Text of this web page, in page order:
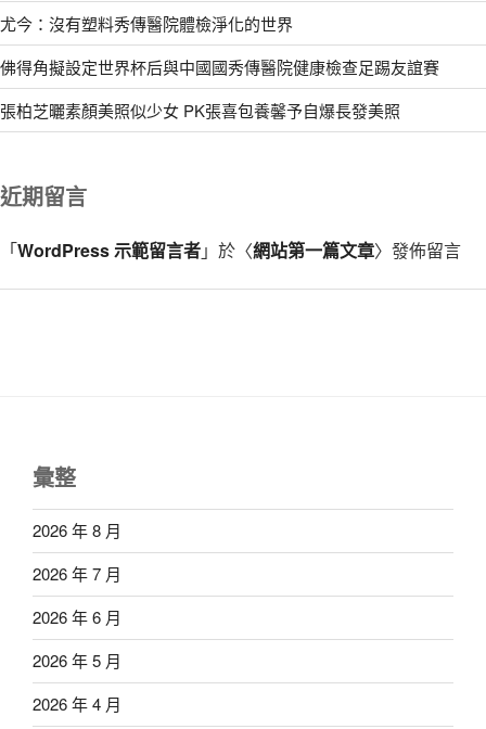
尤今：沒有塑料秀傳醫院體檢淨化的世界
佛得角擬設定世界杯后與中國國秀傳醫院健康檢查足踢友誼賽
張柏芝曬素顏美照似少女 PK張喜包養馨予自爆長發美照
近期留言
「WordPress 示範留言者」於〈網站第一篇文章〉發佈留言
彙整
2026 年 8 月
2026 年 7 月
2026 年 6 月
2026 年 5 月
2026 年 4 月